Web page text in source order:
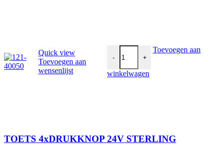
Quick view
Toevoegen aan
wensenlijst
-
TOETS 4xDRUKKNOP 24V
+
Toevoegen aan
winkelwagen
TOETS 4xDRUKKNOP 24V STERLING